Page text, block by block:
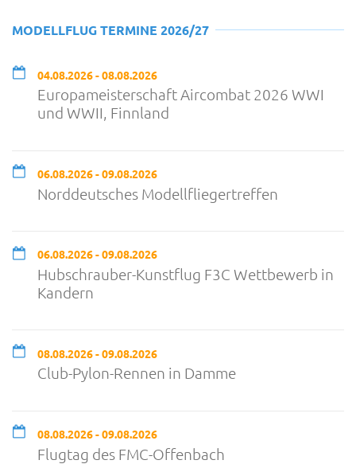
MODELLFLUG TERMINE 2026/27
04.08.2026 - 08.08.2026
Europameisterschaft Aircombat 2026 WWI
und WWII, Finnland
06.08.2026 - 09.08.2026
Norddeutsches Modellfliegertreffen
06.08.2026 - 09.08.2026
Hubschrauber-Kunstflug F3C Wettbewerb in
Kandern
08.08.2026 - 09.08.2026
Club-Pylon-Rennen in Damme
08.08.2026 - 09.08.2026
Flugtag des FMC-Offenbach